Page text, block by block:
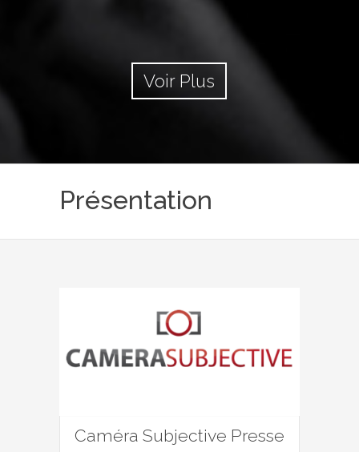
Voir Plus
Présentation
Caméra Subjective Presse